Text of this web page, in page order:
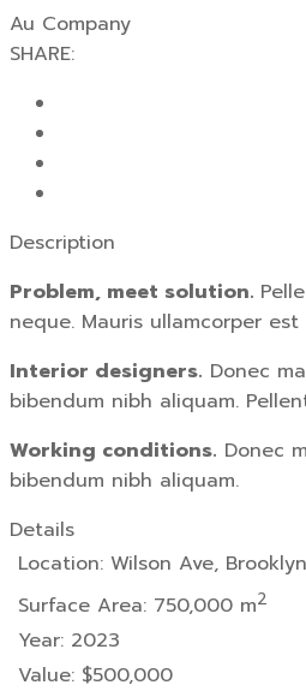
Au Company
SHARE:
Description
Problem, meet solution.
neque. Mauris ullamcorper
Interior designers. Donec
bibendum nibh aliquam.
Working conditions. Donec
bibendum nibh aliquam.
Details
Location: Wilson Ave,
Surface Area: 750,000 m2
Year: 2023
Value: $500,000